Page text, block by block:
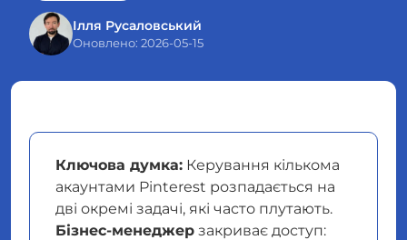
Ілля Русаловський
Оновлено: 2026-05-15
Ключова думка: Керування кількома
акаунтами Pinterest розпадається на
дві окремі задачі, які часто плутають.
Бізнес-менеджер закриває доступ: